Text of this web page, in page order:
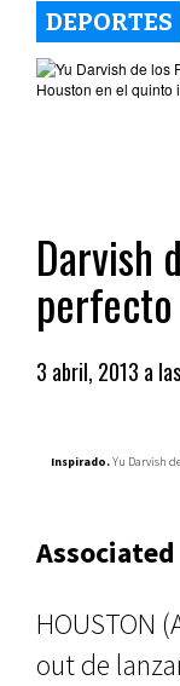
DEPORTES
Darvish
perfecto
3 abril, 2013 a
Inspirado.Yu Darvish
Associated
HOUSTON
out de